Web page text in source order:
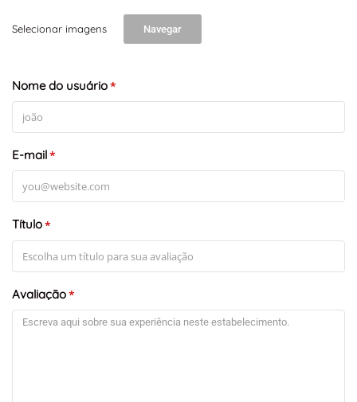
Selecionar imagens Navegar
Nome do usuário*
E-mail*
Título*
Avaliação*